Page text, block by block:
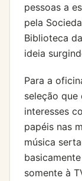
pessoas a
pela
Biblioteca
ideia
Para a
seleção
interesses
papéis nas
música
somente à